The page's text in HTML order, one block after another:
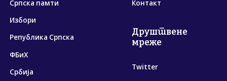
Српска памти
Избори
Република Српска
ФБиХ
Србија
Контакт
Друштвене
мреже
Twitter